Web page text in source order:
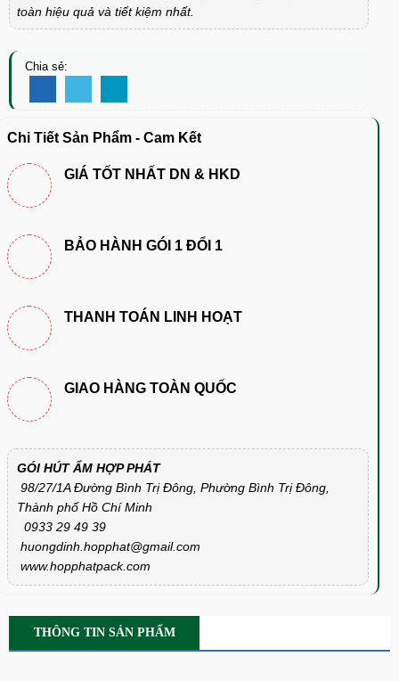
toàn hiệu quả và tiết kiệm nhất.
Chia sẻ:
Chi Tiết Sản Phẩm - Cam Kết
GIÁ TỐT NHẤT DN & HKD
BẢO HÀNH GÓI 1 ĐỔI 1
THANH TOÁN LINH HOẠT
GIAO HÀNG TOÀN QUỐC
GÓI HÚT ẨM HỢP PHÁT
98/27/1A Đường Bình Trị Đông, Phường Bình Trị Đông,
Thành phố Hồ Chí Minh
0933 29 49 39
huongdinh.hopphat@gmail.com
www.hopphatpack.com
THÔNG TIN SẢN PHẨM